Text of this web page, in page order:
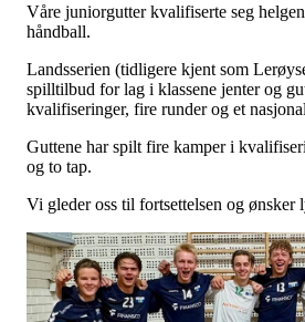
Våre juniorgutter kvalifiserte seg
håndball.
Landsserien (tidligere kjent som
spilltilbud for lag i klassene jenter og
kvalifiseringer, fire runder og et
Guttene har spilt fire kamper i
og to tap.
Vi gleder oss til fortsettelsen og ønsker